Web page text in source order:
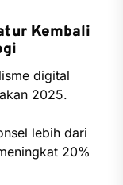
Kembali
digital
2025.
lebih dari
20%